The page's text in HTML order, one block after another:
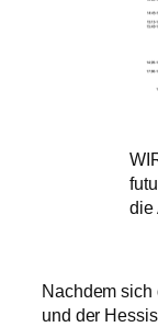
die
Nachdem sich
und der